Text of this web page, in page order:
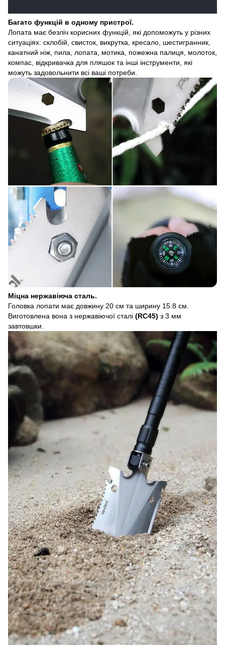
Багато функцій в одному пристрої.
Лопата має безліч корисних функцій, які допоможуть у різних
ситуаціях: склобій, свисток, викрутка, кресало, шестигранник,
канатний ніж, пила, лопата, мотика, пожежна палиця, молоток,
компас, відкривачка для пляшок та інші інструменти, які
можуть задовольнити всі ваші потреби.
Міцна нержавіюча сталь.
Головка лопати має довжину 20 см та ширину 15.8 см.
Виготовлена вона з нержавіючої сталі (RC45) з 3 мм
завтовшки.